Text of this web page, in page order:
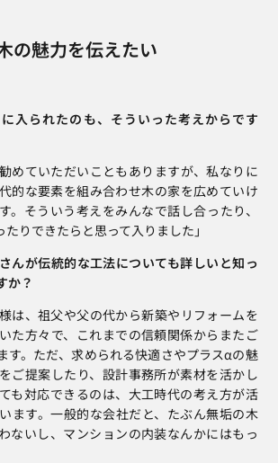
の魅力を伝えたい
入られたのも、そういった考えからです
勧めていただいこともありますが、私なりに
的な要素を組み合わせ木の家を広めていけ
。そういう考えをみんなで話し合ったり、
りできたらと思って入りました」
が伝統的な工法についても詳しいと知っ
か？
様は、祖父や父の代から新築やリフォームを
た方々で、これまでの信頼関係からまたご
す。ただ、求められる快適さやプラスαの魅
ご提案したり、設計事務所が素材を活かし
も対応できるのは、大工時代の考え方が活
ます。一般的な会社だと、たぶん無垢の木
ないし、マンションの内装なんかにはもっ